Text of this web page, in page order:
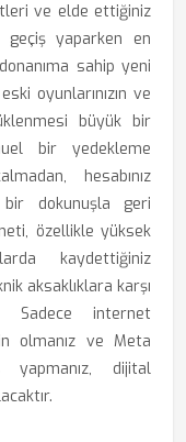
ve elde ettiğiniz
geçiş yaparken en
sahip yeni
eski oyunlarınızın ve
büyük bir
bir yedekleme
hesabınız
dokunuşla geri
özellikle yüksek
kaydettiğiniz
aksaklıklara karşı
Sadece internet
olmanız ve Meta
yapmanız, dijital